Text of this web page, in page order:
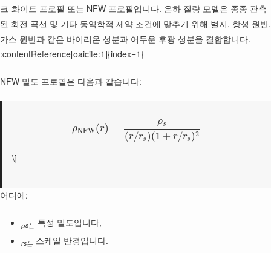
크-화이트 프로필 또는 NFW 프로필입니다. 은하 질량 모델은 종종 관측
된 회전 곡선 및 기타 동역학적 제약 조건에 맞추기 위해 벌지, 항성 원반,
가스 원반과 같은 바이리온 성분과 어두운 후광 성분을 결합합니다.
:contentReference[oaicite:1]{index=1}
NFW 밀도 프로필은 다음과 같습니다:
ρNFW(r) =
ρs
(r/rs )(1 + r/rs )2
\]
어디에:
ρs는 특성 밀도입니다,
rs는 스케일 반경입니다.